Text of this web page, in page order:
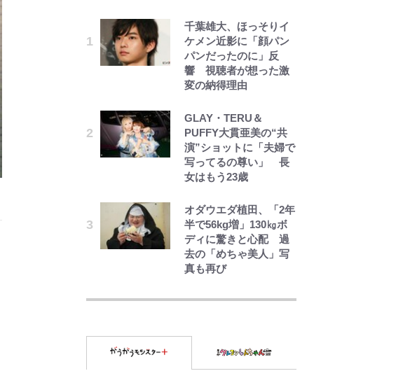
頭”や限定グッズ登場に
ファン感激「これは買
うしかない！」
「まだ2枚しか描けてな
樋口毅宏が問う、今再
び、漫画に向かう江口
寿史の現在地
千葉雄大、ほっそりイ
ケメン近影に「顔パン
パンだったのに」反
響 視聴者が想った激
変の納得理由
GLAY・TERU＆
PUFFY大貫亜美の“共
演”ショットに「夫婦で
写ってるの尊い」 長
女はもう23歳
オダウエダ植田、「2年
半で56kg増」130㎏ボ
ディに驚きと心配 過
去の「めちゃ美人」写
真も再び
げる主力放出、柏リカ
グ開幕｢初めての秋春
制｣の大激論】(4)